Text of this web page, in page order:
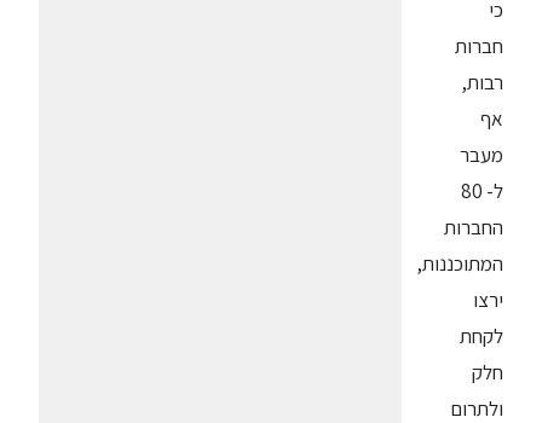
כי
חברות
רבות,
אף
מעבר
ל- 80
החברות
המתוכננות,
ירצו
לקחת
חלק
ולתרום